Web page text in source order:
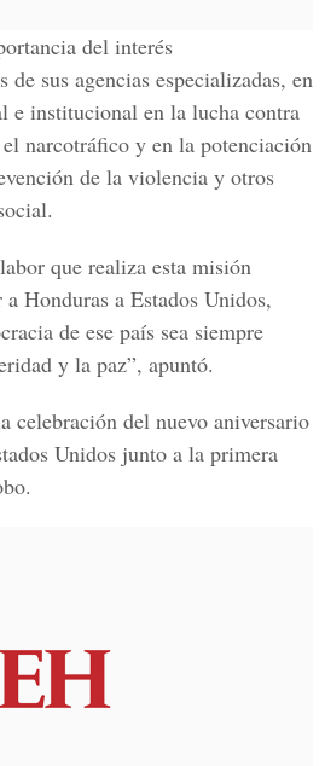
del interés
de sus agencias especializadas, en
e institucional en la lucha contra
narcotráfico y en la potenciación
de la violencia y otros
que realiza esta misión
Honduras a Estados Unidos,
de ese país sea siempre
y la paz”, apuntó.
celebración del nuevo aniversario
Unidos junto a la primera